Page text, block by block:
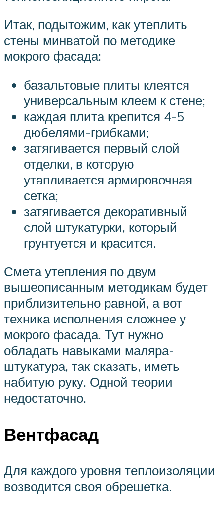
Итак, подытожим, как утеплить
стены минватой по методике
мокрого фасада:
базальтовые плиты клеятся
универсальным клеем к стене;
каждая плита крепится 4-5
дюбелями-грибками;
затягивается первый слой
отделки, в которую
утапливается армировочная
сетка;
затягивается декоративный
слой штукатурки, который
грунтуется и красится.
Смета утепления по двум
вышеописанным методикам будет
приблизительно равной, а вот
техника исполнения сложнее у
мокрого фасада. Тут нужно
обладать навыками маляра-
штукатура, так сказать, иметь
набитую руку. Одной теории
недостаточно.
Вентфасад
Для каждого уровня теплоизоляции
возводится своя обрешетка.